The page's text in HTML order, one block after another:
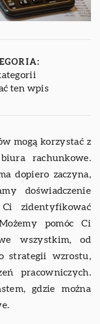
ten wpis
mogą korzystać z
rachunkowe.
dopiero zaczyna,
doświadczenie
zidentyfikować
pomóc Ci
wszystkim, od
strategii wzrostu,
pracowniczych.
gdzie można